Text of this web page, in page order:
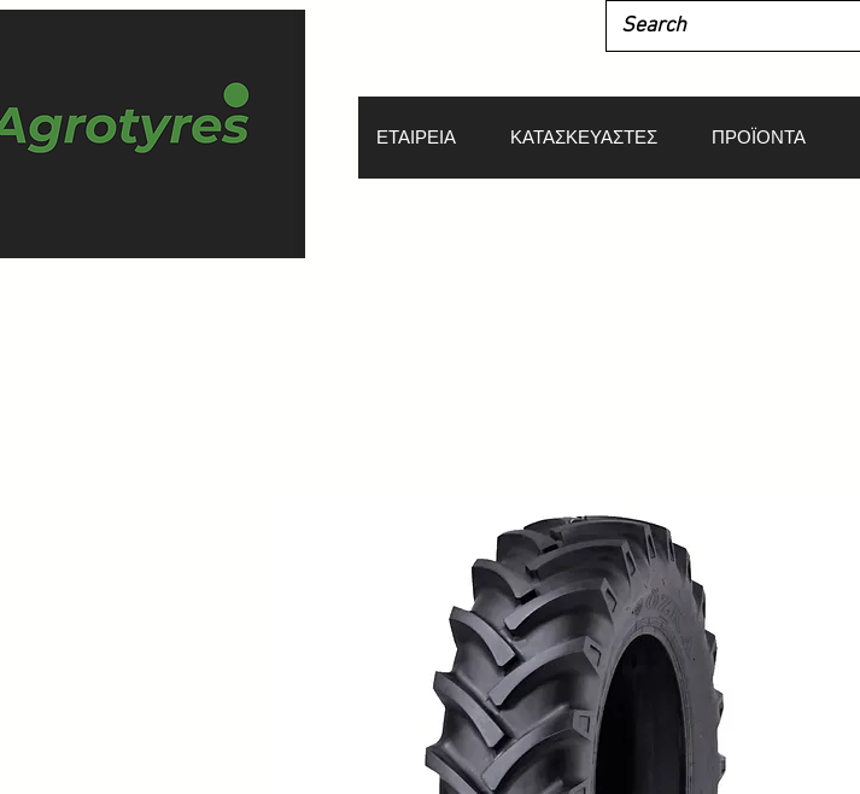
ΕΤΑΙΡΕΙΑ ΚΑΤΑΣΚΕΥΑΣΤΕΣ ΠΡΟΪΟΝΤΑ